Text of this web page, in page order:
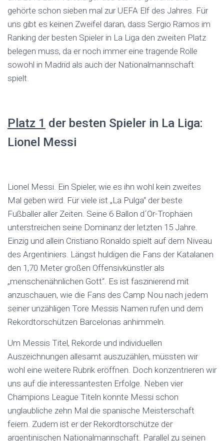
gehörte schon sieben mal zur UEFA Elf des Jahres. Für
uns gibt es keinen Zweifel daran, dass Sergio Ramos im
Ranking der besten Spieler in La Liga den zweiten Platz
belegen muss, da er noch immer eine tragende Rolle
sowohl in Madrid als auch der Nationalmannschaft
spielt.
Platz 1 der besten Spieler in La Liga:
Lionel Messi
Lionel Messi. Ein Spieler, wie es ihn wohl kein zweites
Mal geben wird. Für viele ist „La Pulga“ der beste
Fußballer aller Zeiten. Seine 6 Ballon d´Or-Trophäen
unterstreichen seine Dominanz der letzten 15 Jahre.
Einzig und allein Cristiano Ronaldo spielt auf dem Niveau
des Argentiniers. Längst huldigen die Fans der Katalanen
den 1,70 Meter großen Offensivkünstler als
„menschenähnlichen Gott“. Es ist faszinierend mit
anzuschauen, wie die Fans des Camp Nou nach jedem
seiner unzähligen Tore Messis Namen rufen und dem
Rekordtorschützen Barcelonas anhimmeln.
Um Messis Titel, Rekorde und individuellen
Auszeichnungen allesamt auszuzählen, müssten wir
wohl eine weitere Rubrik eröffnen. Doch konzentrieren wir
uns auf die interessantesten Erfolge. Neben vier
Champions League Titeln konnte Messi schon
unglaubliche zehn Mal die spanische Meisterschaft
feiern. Zudem ist er der Rekordtorschütze der
argentinischen Nationalmannschaft. Parallel zu seinen